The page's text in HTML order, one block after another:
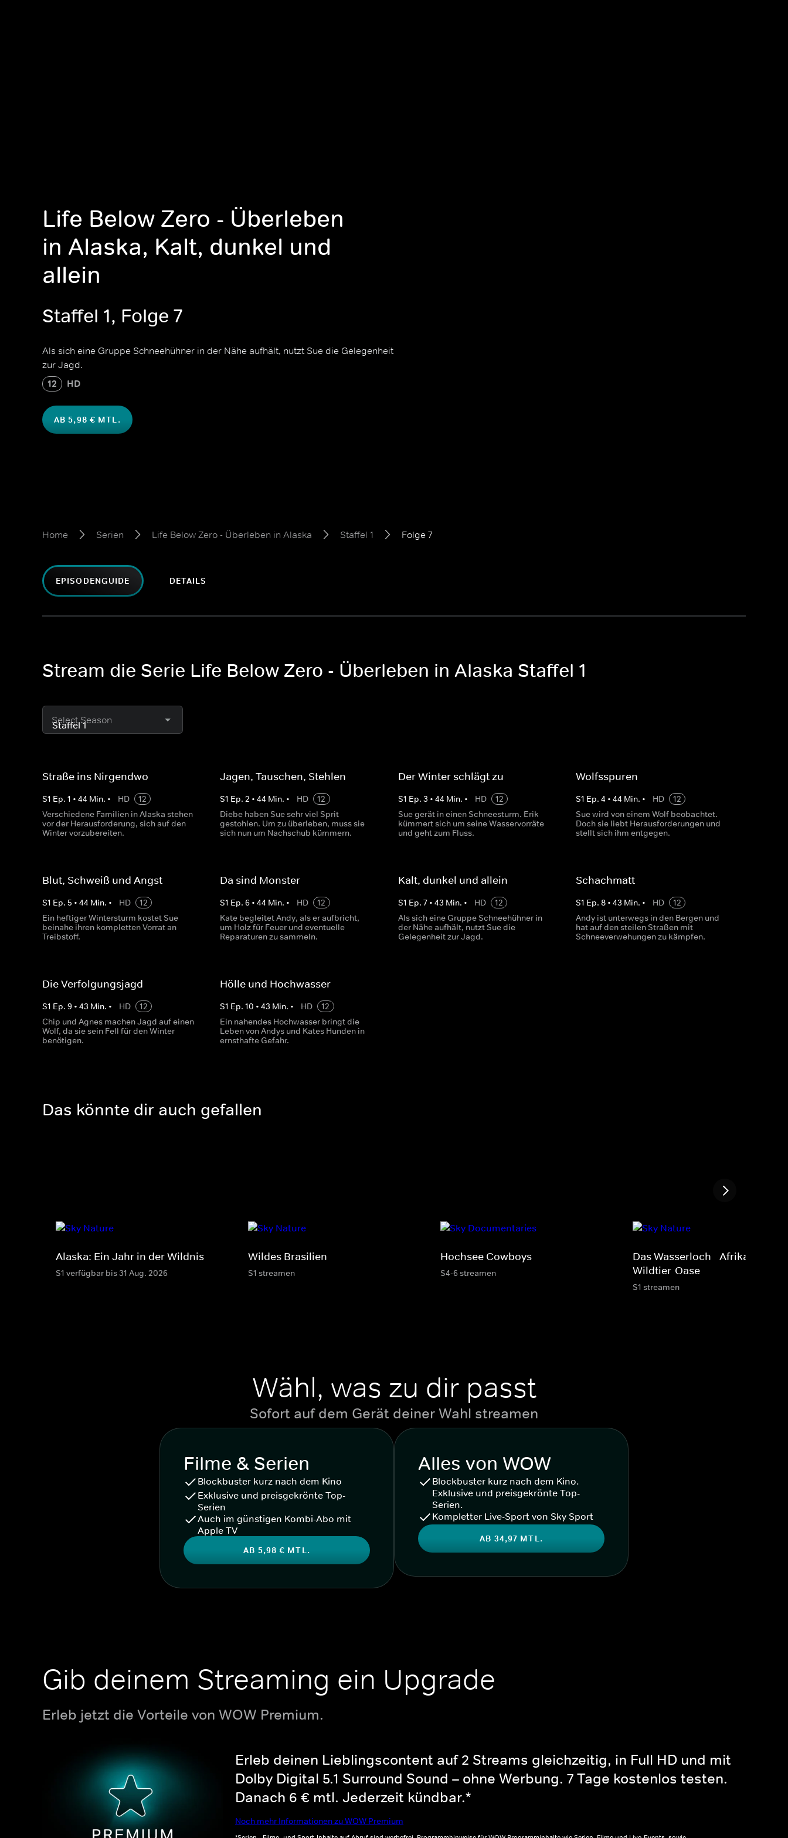
Life Below Zero - Überleben
in Alaska, Kalt, dunkel und
allein
Staffel 1, Folge 7
Als sich eine Gruppe Schneehühner in der Nähe aufhält, nutzt Sue die Gelegenheit
zur Jagd.
12 HD
AB 5,98 € MTL.
Home Serien Life Below Zero - Überleben in Alaska Staffel 1 Folge 7
EPISODENGUIDE DETAILS
Stream die Serie Life Below Zero - Überleben in Alaska Staffel 1
Select Season
Straße ins Nirgendwo
S1 Ep. 1 • 44 Min. • HD
12
Verschiedene Familien in Alaska stehen
vor der Herausforderung, sich auf den
Winter vorzubereiten.
Jagen, Tauschen, Stehlen
S1 Ep.2 •44 Min. • HD
12
Diebe haben Sue sehr viel Sprit
gestohlen. Um zu überleben, muss sie
sich nun um Nachschub kümmern.
Der Winter schlägt zu
S1 Ep. 3 • 44 Min. • HD
12
Sue gerät in einen Schneesturm. Erik
kümmert sich um seine Wasservorräte
und geht zum Fluss.
Wolfsspuren
S1 Ep. 4 • 44 Min. • HD
12
Sue wird von einem Wolf beobachtet.
Doch sie liebt Herausforderungen und
stellt sich ihm entgegen.
Blut, Schweiß und Angst
S1 Ep. 5 • 44 Min. • HD
12
Ein heftiger Wintersturm kostet Sue
beinahe ihren kompletten Vorrat an
Treibstoff.
Da sind Monster
S1 Ep.6 •44 Min. • HD
12
Kate begleitet Andy, als er aufbricht,
um Holz für Feuer und eventuelle
Reparaturen zu sammeln.
Kalt, dunkel und allein
S1 Ep. 7• 43 Min. • HD
12
Als sich eine Gruppe Schneehühner in
der Nähe aufhält, nutzt Sue die
Gelegenheit zur Jagd.
Schachmatt
S1 Ep. 8• 43 Min. • HD
12
Andy ist unterwegs in den Bergen und
hat auf den steilen Straßen mit
Schneeverwehungen zu kämpfen.
Die Verfolgungsjagd
S1 Ep. 9 • 43 Min. • HD
12
Chip und Agnes machen Jagd auf einen
Wolf, da sie sein Fell für den Winter
benötigen.
Hölle und Hochwasser
S1 Ep.10 •43 Min. • HD
12
Ein nahendes Hochwasser bringt die
Leben von Andys und Kates Hunden in
ernsthafte Gefahr.
Das könnte dir auch gefallen
Alaska: Ein Jahr in der Wildnis
S1 verfügbar bis 31 Aug. 2026
Wildes Brasilien
S1 streamen
Hochsee Cowboys
S4-6 streamen
Das Wasserloch - Afrikas
Wildtier-Oase
S1 streamen
Wähl, was zu dir passt
Sofort auf dem Gerät deiner Wahl streamen
Filme & Serien
Blockbuster kurz nach dem Kino
Exklusive und preisgekrönte Top-
Serien
Auch im günstigen Kombi-Abo mit
Apple TV
AB 5,98 € MTL.
Alles von WOW
Blockbuster kurz nach dem Kino.
Exklusive und preisgekrönte Top-
Serien.
Kompletter Live-Sport von Sky Sport
AB 34,97 MTL.
Gib deinem Streaming ein Upgrade
Erleb jetzt die Vorteile von WOW Premium.
Erleb deinen Lieblingscontent auf 2 Streams gleichzeitig, in Full HD und mit
Dolby Digital 5.1 Surround Sound – ohne Werbung. 7 Tage kostenlos testen.
Danach 6 € mtl. Jederzeit kündbar.*
Noch mehr Informationen zu WOW Premium